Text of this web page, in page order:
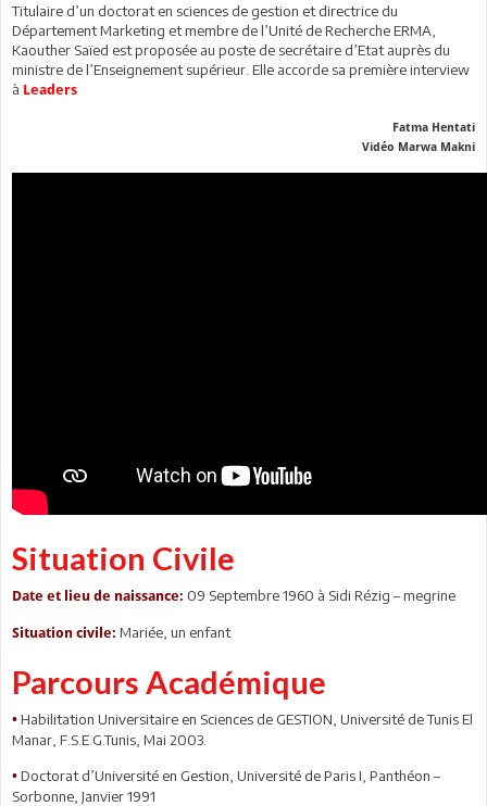
Titulaire d’un doctorat en sciences de gestion et directrice du
Département Marketing et membre de l’Unité de Recherche ERMA,
Kaouther Saïed est proposée au poste de secrétaire d’Etat auprès du
ministre de l’Enseignement supérieur. Elle accorde sa première interview
à Leaders
Fatma Hentati
Vidéo Marwa Makni
Situation Civile
Date et lieu de naissance: 09 Septembre 1960 à Sidi Rézig – megrine
Situation civile: Mariée, un enfant
Parcours Académique
• Habilitation Universitaire en Sciences de GESTION, Université de Tunis El
Manar, F.S.E.G.Tunis, Mai 2003.
• Doctorat d’Université en Gestion, Université de Paris I, Panthéon –
Sorbonne, Janvier 1991